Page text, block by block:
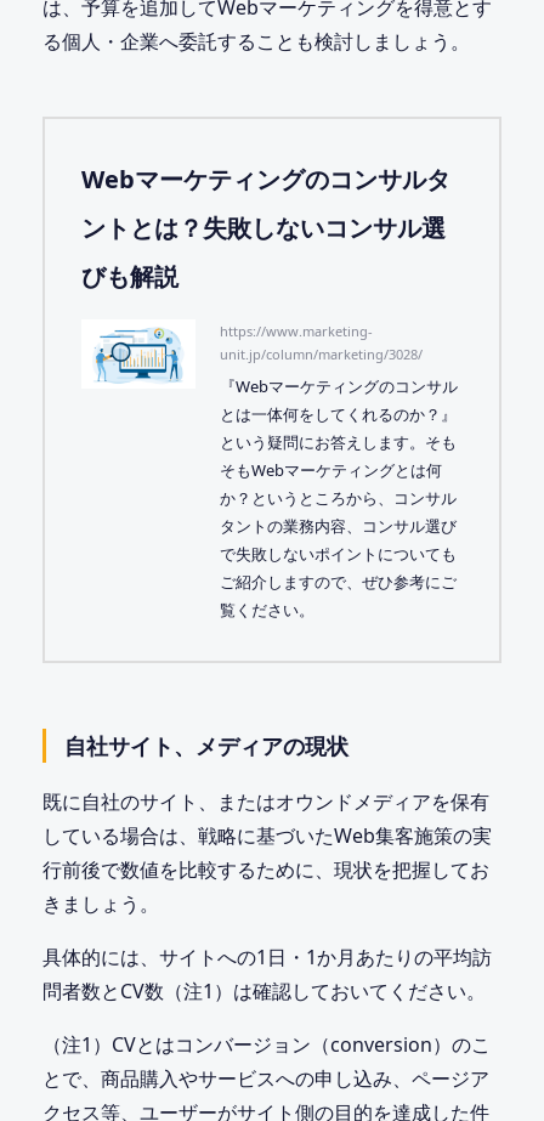
は、予算を追加してWebマーケティングを得意とす
る個人・企業へ委託することも検討しましょう。
Webマーケティングのコンサルタ
ントとは？失敗しないコンサル選
びも解説
https://www.marketing-
unit.jp/column/marketing/3028/
『Webマーケティングのコンサル
とは一体何をしてくれるのか？』
という疑問にお答えします。そも
そもWebマーケティングとは何
か？というところから、コンサル
タントの業務内容、コンサル選び
で失敗しないポイントについても
ご紹介しますので、ぜひ参考にご
覧ください。
自社サイト、メディアの現状
既に自社のサイト、またはオウンドメディアを保有
している場合は、戦略に基づいたWeb集客施策の実
行前後で数値を比較するために、現状を把握してお
きましょう。
具体的には、サイトへの1日・1か月あたりの平均訪
問者数とCV数（注1）は確認しておいてください。
（注1）CVとはコンバージョン（conversion）のこ
とで、商品購入やサービスへの申し込み、ページア
クセス等、ユーザーがサイト側の目的を達成した件